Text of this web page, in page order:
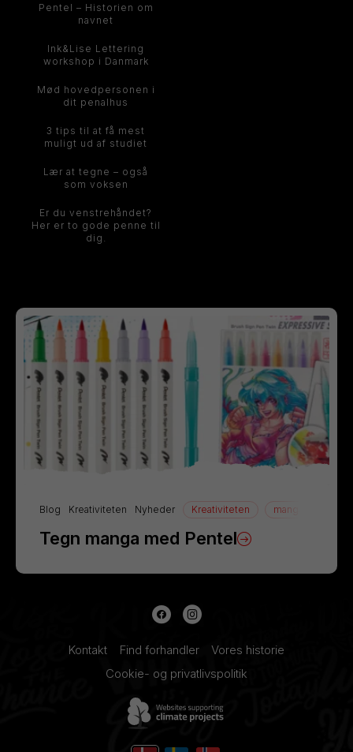
Blog Kreativiteten Nyheder Kreativiteten manga
Tegn manga med Pentel
Pentel – Historien om
navnet
Ink&Lise Lettering
workshop i Danmark
Mød hovedpersonen i
dit penalhus
3 tips til at få mest
muligt ud af studiet
Lær at tegne – også
som voksen
Er du venstrehåndet?
Her er to gode penne til
dig.
Kontakt Find forhandler
Vores historie
Cookie- og privatlivspolitik